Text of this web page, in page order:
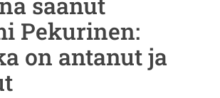
Pekurinen:
on antanut ja